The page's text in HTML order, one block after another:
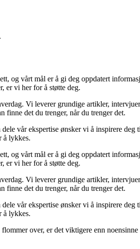
vårt mål er å gi deg oppdatert
er vi her for å støtte deg.
Vi leverer grundige artikler,
finne det du trenger, når du trenger det.
vår ekspertise ønsker vi å inspirere
å lykkes.
vårt mål er å gi deg oppdatert
er vi her for å støtte deg.
Vi leverer grundige artikler,
finne det du trenger, når du trenger det.
vår ekspertise ønsker vi å inspirere
å lykkes.
over, er det viktigere enn